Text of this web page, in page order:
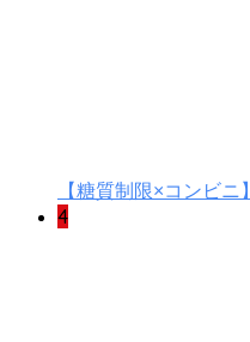
【糖質制限×コンビ
4